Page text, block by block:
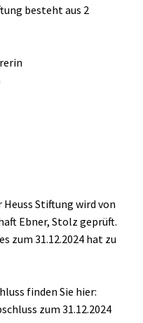
besteht aus 2
Stiftung wird von
Ebner, Stolz geprüft.
zum 31.12.2024 hat zu
finden Sie hier:
zum 31.12.2024